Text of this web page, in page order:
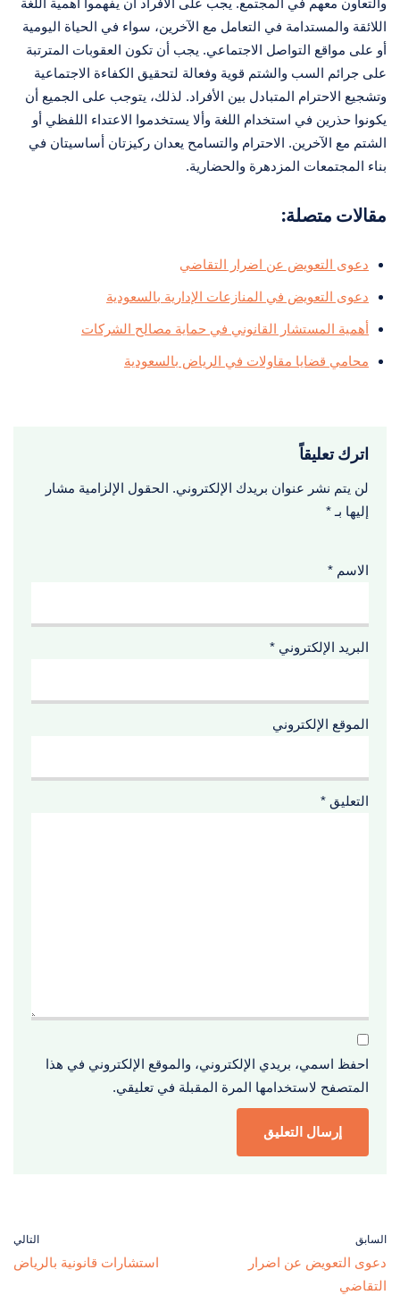
اللائقة والمستدامة في التعامل مع الآخرين، سواء في الحياة اليومية
أو على مواقع التواصل الاجتماعي. يجب أن تكون العقوبات المترتبة
على جرائم السب والشتم قوية وفعالة لتحقيق الكفاءة الاجتماعية
وتشجيع الاحترام المتبادل بين الأفراد. لذلك، يتوجب على الجميع أن
يكونوا حذرين في استخدام اللغة وألا يستخدموا الاعتداء اللفظي أو
الشتم مع الآخرين. الاحترام والتسامح يعدان ركيزتان أساسيتان في
بناء المجتمعات المزدهرة والحضارية.
مقالات متصلة:
دعوى التعويض عن اضرار التقاضي
دعوى التعويض في المنازعات الإدارية بالسعودية
أهمية المستشار القانوني في حماية مصالح الشركات
محامي قضايا مقاولات في الرياض بالسعودية
اترك تعليقاً
لن يتم نشر عنوان بريدك الإلكتروني. الحقول الإلزامية مشار
إليها بـ *
الاسم *
البريد الإلكتروني *
الموقع الإلكتروني
التعليق *
احفظ اسمي، بريدي الإلكتروني، والموقع الإلكتروني في هذا
المتصفح لاستخدامها المرة المقبلة في تعليقي.
السابق
دعوى التعويض عن اضرار
التقاضي
التالي
استشارات قانونية بالرياض